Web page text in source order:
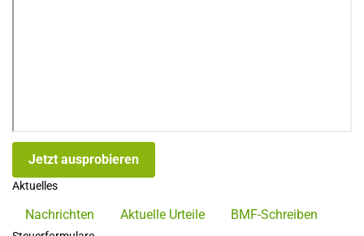
Jetzt ausprobieren
Aktuelles
Nachrichten Aktuelle Urteile BMF-Schreiben